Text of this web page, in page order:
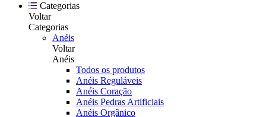
Categorias
Voltar
Categorias
Anéis
Voltar
Anéis
Todos os produtos
Anéis Reguláveis
Anéis Coração
Anéis Pedras Artificiais
Anéis Orgânico